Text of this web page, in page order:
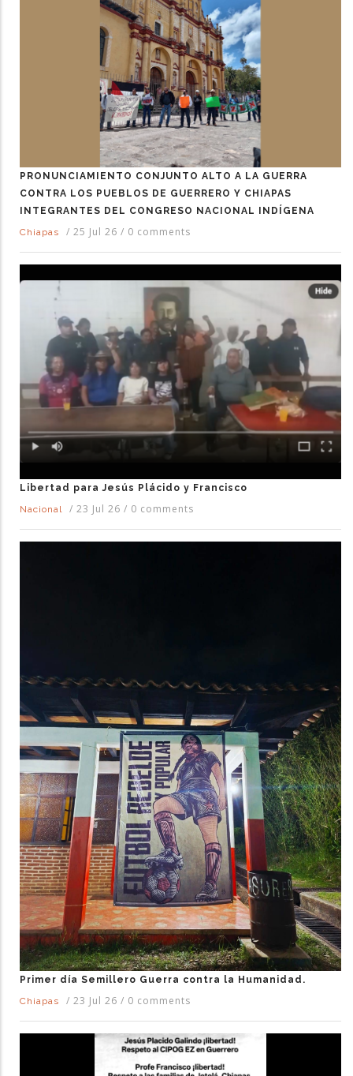
PRONUNCIAMIENTO CONJUNTO ALTO A LA GUERRA
CONTRA LOS PUEBLOS DE GUERRERO Y CHIAPAS
INTEGRANTES DEL CONGRESO NACIONAL INDÍGENA
Chiapas
/ 25 Jul 26 / 0 comments
Libertad para Jesús Plácido y Francisco
Nacional
/ 23 Jul 26 / 0 comments
Primer día Semillero Guerra contra la Humanidad.
Chiapas
/ 23 Jul 26 / 0 comments